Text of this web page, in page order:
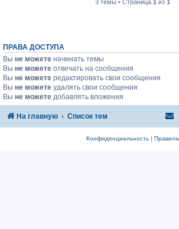
3 темы • Страница 1 из 1
ПРАВА ДОСТУПА
Вы не можете начинать темы
Вы не можете отвечать на сообщения
Вы не можете редактировать свои сообщения
Вы не можете удалять свои сообщения
Вы не можете добавлять вложения
На главную Список тем
Конфиденциальность| Правила